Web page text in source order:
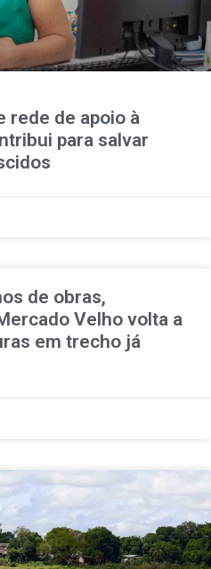
rede de apoio à
para salvar
de obras,
Velho volta a
em trecho já